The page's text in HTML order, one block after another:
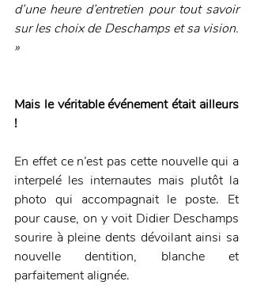
d’une heure d’entretien pour tout savoir
sur les choix de Deschamps et sa vision.
»
Mais le véritable événement était ailleurs
!
En effet ce n’est pas cette nouvelle qui a
interpelé les internautes mais plutôt la
photo qui accompagnait le poste. Et
pour cause, on y voit Didier Deschamps
sourire à pleine dents dévoilant ainsi sa
nouvelle dentition, blanche et
parfaitement alignée.